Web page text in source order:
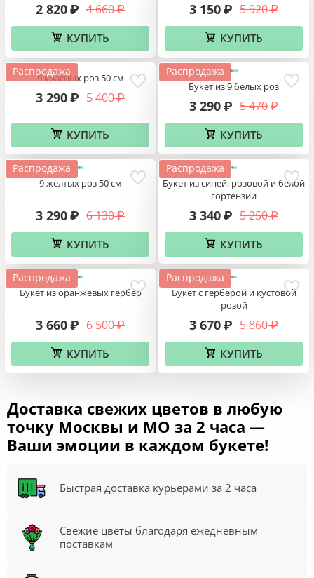
4 660 ₽
2 820₽
КУПИТЬ
5 920 ₽
3 150₽
КУПИТЬ
Распродажа
9 красных роз 50 см
5 400 ₽
3 290₽
КУПИТЬ
Распродажа
Букет из 9 белых роз
5 470 ₽
3 290₽
КУПИТЬ
Распродажа
9 желтых роз 50 см
6 130 ₽
3 290₽
КУПИТЬ
Распродажа
Букет из синей, розовой и белой
гортензии
5 250 ₽
3 340₽
КУПИТЬ
Распродажа
Букет из оранжевых гербер
6 500 ₽
3 660₽
КУПИТЬ
Распродажа
Букет с герберой и кустовой
розой
5 860 ₽
3 670₽
КУПИТЬ
Доставка свежих цветов в любую
точку Москвы и МО за 2 часа —
Ваши эмоции в каждом букете!
Быстрая доставка курьерами за 2 часа
Свежие цветы благодаря ежедневным
поставкам